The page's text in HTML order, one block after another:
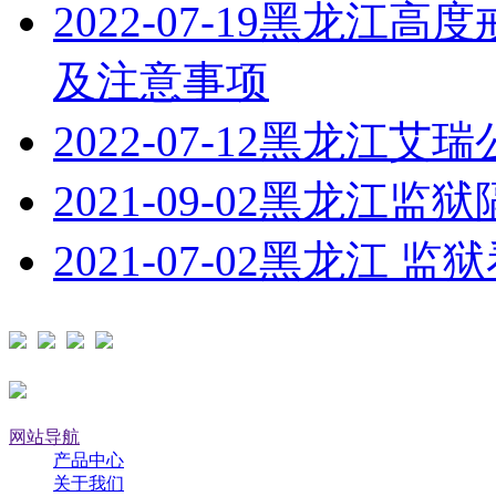
2022-07-19黑龙江高度
及注意事项
2022-07-12黑龙江艾瑞
2021-09-02黑龙江监狱
2021-07-02黑龙江 监
网站导航
产品中心
关于我们